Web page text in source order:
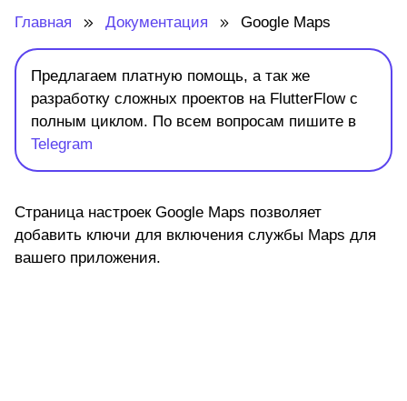
Главная Документация Google Maps
Предлагаем платную помощь, а так же
разработку сложных проектов на FlutterFlow с
полным циклом. По всем вопросам пишите в
Telegram
Страница настроек Google Maps позволяет
добавить ключи для включения службы Maps для
вашего приложения.